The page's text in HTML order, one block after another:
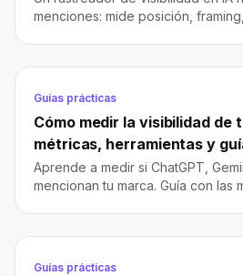
menciones: mide posición,
Guías prácticas
Cómo medir la visibilidad de
métricas, herramientas y
Aprende a medir si ChatGPT,
mencionan tu marca. Guía con las
Guías prácticas